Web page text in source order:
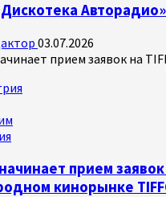
Авторадио»
03.07.2026
прием заявок
кинорынке